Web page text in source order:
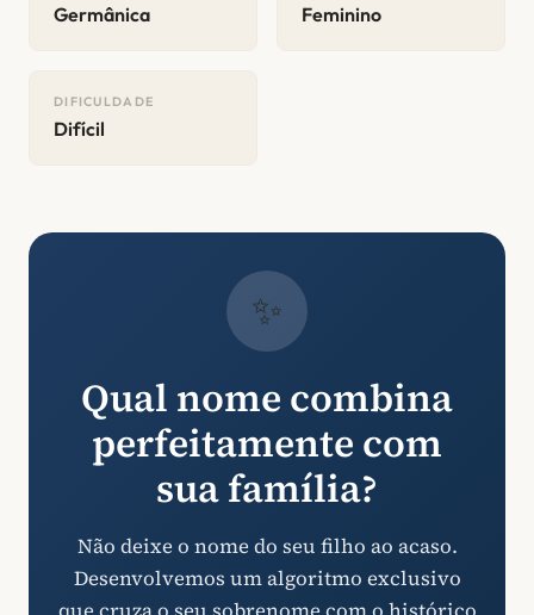
Germânica Feminino
DIFICULDADE
Difícil
✨
Qual nome combina
perfeitamente com
sua família?
Não deixe o nome do seu filho ao acaso.
Desenvolvemos um algoritmo exclusivo